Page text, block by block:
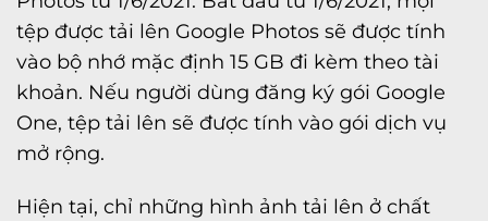
tệp được tải lên Google Photos sẽ được tính
vào bộ nhớ mặc định 15 GB đi kèm theo tài
khoản. Nếu người dùng đăng ký gói Google
One, tệp tải lên sẽ được tính vào gói dịch vụ
mở rộng.
Hiện tại, chỉ những hình ảnh tải lên ở chất